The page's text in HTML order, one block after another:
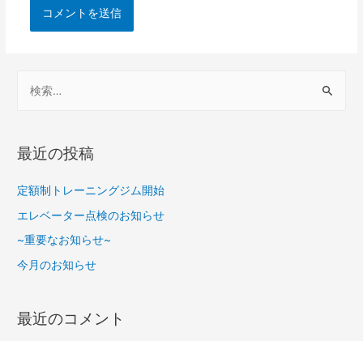
最近の投稿
定額制トレーニングジム開始
エレベーター点検のお知らせ
~重要なお知らせ~
今月のお知らせ
最近のコメント